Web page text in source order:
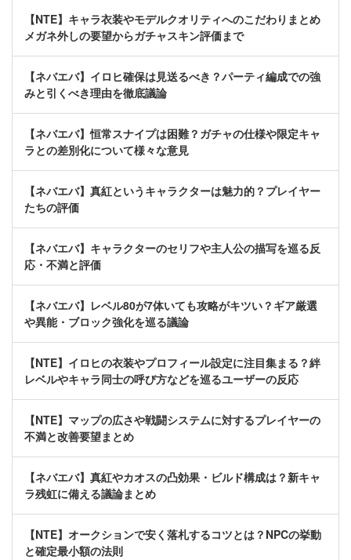
【NTE】キャラ衣装やモデルクオリティへのこだわりまとめ
メガネ外しの要望からガチャスキン評価まで
【ネバエバ】イロヒ確保は見送るべき？パーティ編成での強
みと引くべき理由を徹底議論
【ネバエバ】恒常スナイプは困難？ガチャの仕様や限定キャ
ラとの差別化について様々な意見
【ネバエバ】真紅というキャラクターは魅力的？プレイヤー
たちの評価
【ネバエバ】キャラクターのセリフや主人公の描写を巡る反
応・不満と評価
【ネバエバ】レベル80が7体いても攻略がキツい？ギア厳選
や異能・ブロック強化を巡る議論
【NTE】イロヒの衣装やプロフィール設定に注目集まる？絆
レベルやキャラ同士の呼び方などを巡るユーザーの反応
【NTE】マップの広さや戦闘システムに対するプレイヤーの
不満と改善要望まとめ
【ネバエバ】真紅やカオスの凸効果・ビルド構成は？新キャ
ラ残虹に備える議論まとめ
【NTE】オークションで安く落札するコツとは？NPCの挙動
と確定最小額の法則